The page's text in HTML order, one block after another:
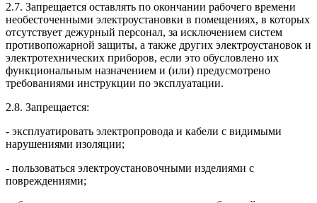
2.7. Запрещается оставлять по окончании рабочего времени
необесточенными электроустановки в помещениях, в которых
отсутствует дежурный персонал, за исключением систем
противопожарной защиты, а также других электроустановок и
электротехнических приборов, если это обусловлено их
функциональным назначением и (или) предусмотрено
требованиями инструкции по эксплуатации.
2.8. Запрещается:
- эксплуатировать электропровода и кабели с видимыми
нарушениями изоляции;
- пользоваться электроустановочными изделиями с
повреждениями;